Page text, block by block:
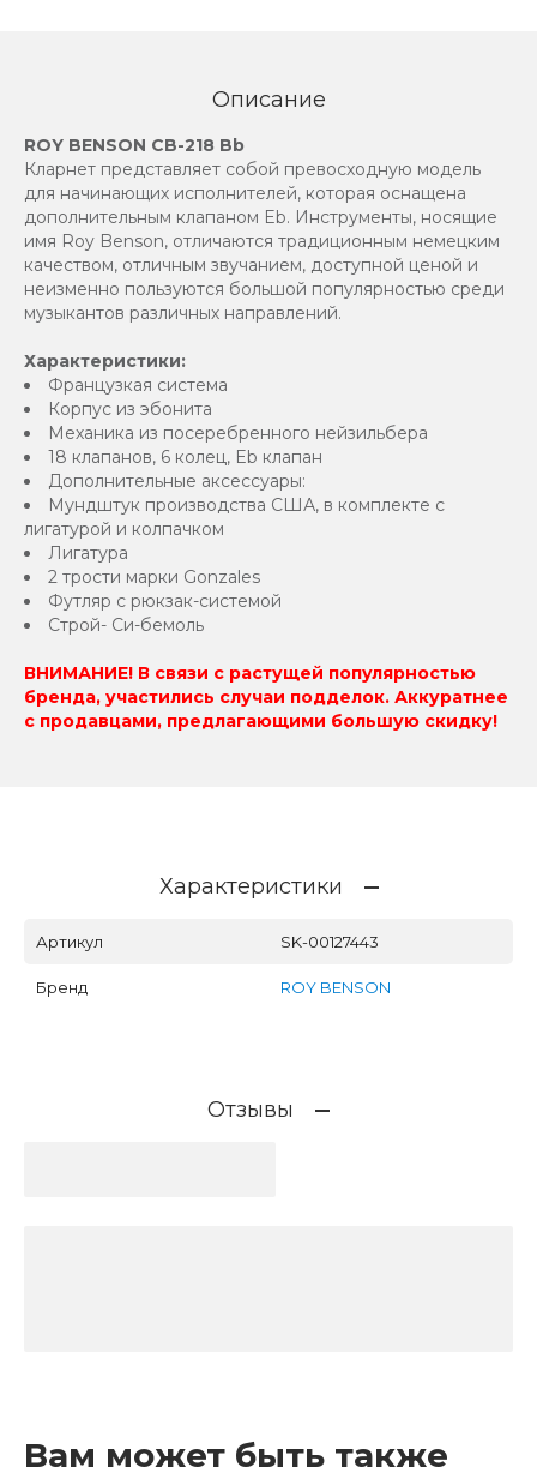
Описание
ROY BENSON CB-218 Bb
Кларнет представляет собой превосходную модель
для начинающих исполнителей, которая оснащена
дополнительным клапаном Eb. Инструменты, носящие
имя Roy Benson, отличаются традиционным немецким
качеством, отличным звучанием, доступной ценой и
неизменно пользуются большой популярностью среди
музыкантов различных направлений.
Характеристики:
Французкая система
Корпус из эбонита
Механика из посеребренного нейзильбера
18 клапанов, 6 колец, Eb клапан
Дополнительные аксессуары:
Мундштук производства США, в комплекте с
лигатурой и колпачком
Лигатура
2 трости марки Gonzales
Футляр с рюкзак-системой
Строй- Си-бемоль
ВНИМАНИЕ! В связи с растущей популярностью
бренда, участились случаи подделок. Аккуратнее
с продавцами, предлагающими большую скидку!
Характеристики
Артикул SK-00127443
Бренд ROY BENSON
Отзывы
Вам может быть также